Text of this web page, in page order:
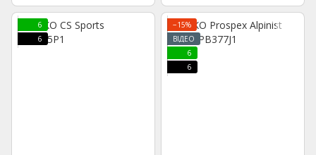
6
6
−15%
ВІДЕО
6
6